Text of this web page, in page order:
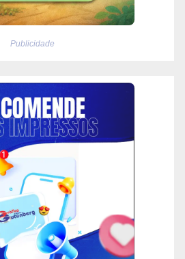
Publicidade